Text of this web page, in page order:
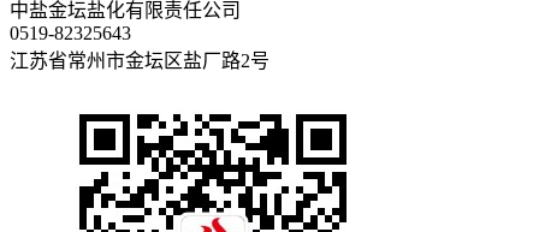
中盐金坛盐化有限责任公司
0519-82325643
江苏省常州市金坛区盐厂路2号